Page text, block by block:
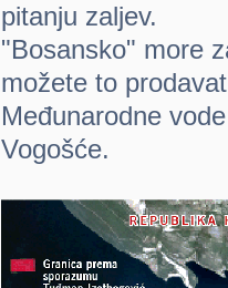
pitanju zaljev.
"Bosansko" more
možete to
Međunarodne
Vogošće.